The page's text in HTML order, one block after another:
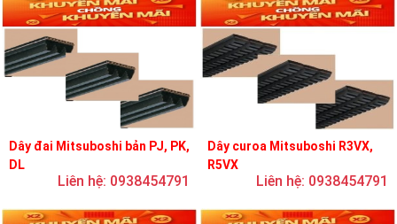
Dây đai Mitsuboshi bản PJ, PK,
DL
Liên hệ: 0938454791
Dây curoa Mitsuboshi R3VX,
R5VX
Liên hệ: 0938454791